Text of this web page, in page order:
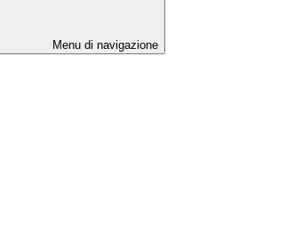
Menu di navigazione